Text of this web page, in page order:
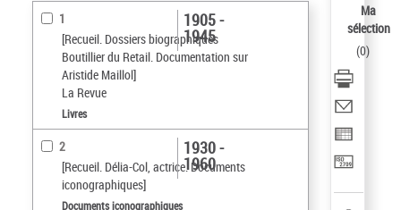
1
[Recueil. Dossiers biographiques
Boutillier du Retail. Documentation sur
Aristide Maillol]
La Revue
1905 -
1945
Livres
2
[Recueil. Délia-Col, actrice. Documents
iconographiques]
1930 -
1960
Documents iconographiques
Ma
sélection
(0)